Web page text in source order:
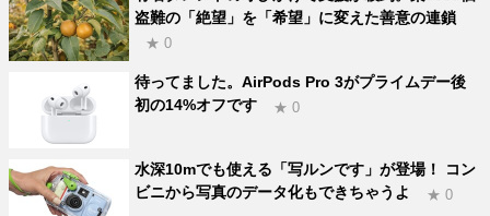
盗難の「絶望」を「希望」に変えた善意の連鎖
★ 0
待ってました。AirPods Pro 3がプライムデー後
初の14%オフです
★ 0
水深10mでも使える「写ルンです」が登場！ コン
ビニから写真のデータ化もできちゃうよ
★ 0